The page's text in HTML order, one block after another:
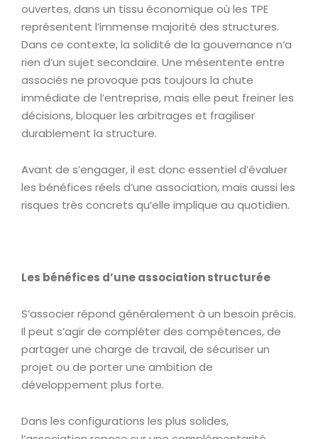
ouvertes, dans un tissu économique où les TPE
représentent l’immense majorité des structures.
Dans ce contexte, la solidité de la gouvernance n’a
rien d’un sujet secondaire. Une mésentente entre
associés ne provoque pas toujours la chute
immédiate de l’entreprise, mais elle peut freiner les
décisions, bloquer les arbitrages et fragiliser
durablement la structure.
Avant de s’engager, il est donc essentiel d’évaluer
les bénéfices réels d’une association, mais aussi les
risques très concrets qu’elle implique au quotidien.
Les bénéfices d’une association structurée
S’associer répond généralement à un besoin précis.
Il peut s’agir de compléter des compétences, de
partager une charge de travail, de sécuriser un
projet ou de porter une ambition de
développement plus forte.
Dans les configurations les plus solides,